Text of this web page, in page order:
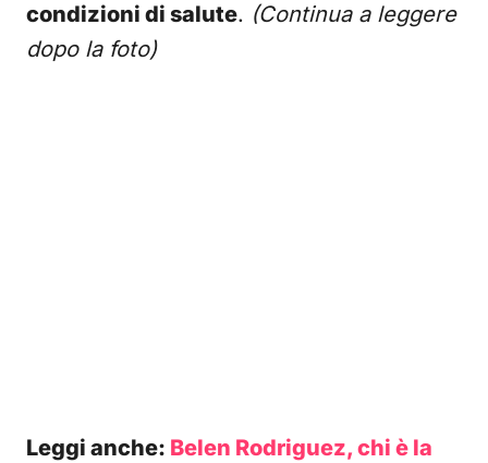
condizioni di salute. (Continua a leggere
dopo la foto)
Leggi anche: Belen Rodriguez, chi è la